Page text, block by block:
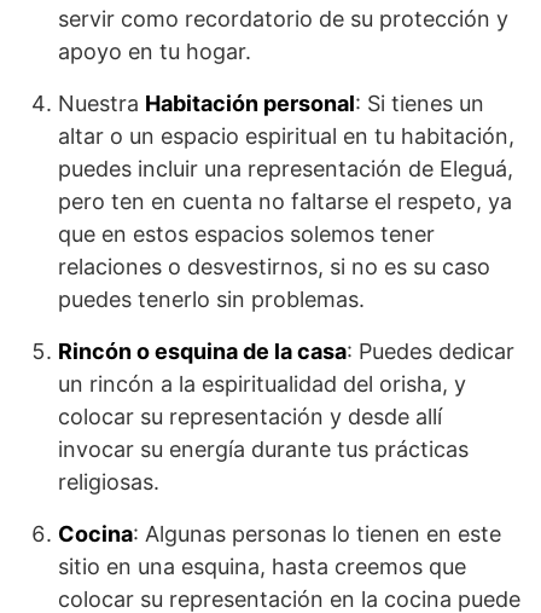
servir como recordatorio de su protección y
apoyo en tu hogar.
Nuestra Habitación personal: Si tienes un
altar o un espacio espiritual en tu habitación,
puedes incluir una representación de Eleguá,
pero ten en cuenta no faltarse el respeto, ya
que en estos espacios solemos tener
relaciones o desvestirnos, si no es su caso
puedes tenerlo sin problemas.
Rincón o esquina de la casa: Puedes dedicar
un rincón a la espiritualidad del orisha, y
colocar su representación y desde allí
invocar su energía durante tus prácticas
religiosas.
Cocina: Algunas personas lo tienen en este
sitio en una esquina, hasta creemos que
colocar su representación en la cocina puede